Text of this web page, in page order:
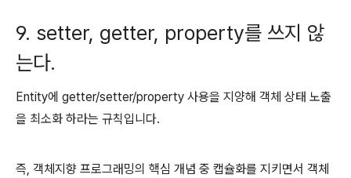
9. setter, getter, property를 쓰지 않
는다.
Entity에 getter/setter/property 사용을 지양해 객체 상태 노출
을 최소화 하라는 규칙입니다.
즉, 객체지향 프로그래밍의 핵심 개념 중 캡슐화를 지키면서 객체